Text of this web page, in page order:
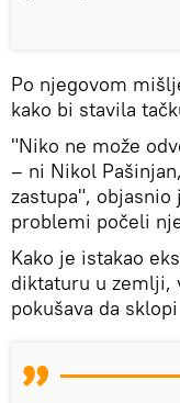
Po njegovom
kako bi stavila
"Niko ne može
– ni Nikol
zastupa",
problemi počeli
Kako je istakao
diktaturu u zemlji,
pokušava da